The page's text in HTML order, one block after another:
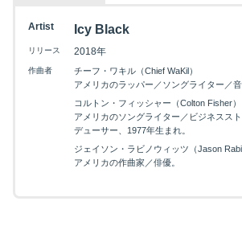
Artist Icy Black
リリース 2018年
作曲者
チーフ・ワキル（Chief WaKil）
アメリカのラッパー／ソングライター／音
コルトン・フィッシャー（Colton Fisher）
アメリカのソングライター／ビジネスス
デューサー、1977年生まれ。
ジェイソン・ラビノウィッツ（Jason
アメリカの作曲家／俳優。